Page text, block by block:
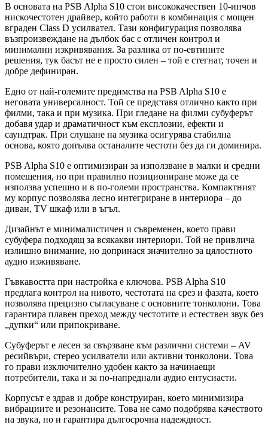
В основата на PSB Alpha S10 стои висококачествен 10-инчов
нискочестотен драйвер, който работи в комбинация с мощен
вграден Class D усилвател. Тази конфигурация позволява
възпроизвеждане на дълбок бас с отличен контрол и
минимални изкривявания. За разлика от по-евтините
решения, тук басът не е просто силен – той е стегнат, точен и
добре дефиниран.
Едно от най-големите предимства на PSB Alpha S10 е
неговата универсалност. Той се представя отлично както при
филми, така и при музика. При гледане на филми субуферът
добавя удар и драматичност към експлозии, ефекти и
саундтрак. При слушане на музика осигурява стабилна
основа, която допълва останалите честоти без да ги доминира.
PSB Alpha S10 е оптимизиран за използване в малки и средни
помещения, но при правилно позициониране може да се
използва успешно и в по-големи пространства. Компактният
му корпус позволява лесно интегриране в интериора – до
диван, TV шкаф или в ъгъл.
Дизайнът е минималистичен и съвременен, което прави
субуфера подходящ за всякакви интериори. Той не привлича
излишно внимание, но допринася значително за цялостното
аудио изживяване.
Гъвкавостта при настройка е ключова. PSB Alpha S10
предлага контрол на нивото, честотата на срез и фазата, което
позволява прецизно съгласуване с основните тонколони. Това
гарантира плавен преход между честотите и естествен звук без
„дупки“ или припокриване.
Субуферът е лесен за свързване към различни системи – AV
ресийвъри, стерео усилватели или активни тонколони. Това
го прави изключително удобен както за начинаещи
потребители, така и за по-напреднали аудио ентусиасти.
Корпусът е здрав и добре конструиран, което минимизира
вибрациите и резонансите. Това не само подобрява качеството
на звука, но и гарантира дългосрочна надеждност.